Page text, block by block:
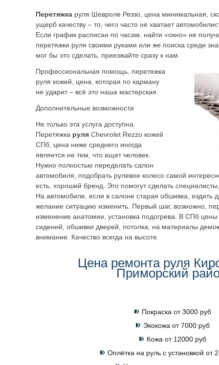
Перетяжка руля Шевроле Реззо, цена минимальная,
ущерб качеству – то, чего часто не хватает
Если график расписан по часам, найти «окно» не
перетяжки руля своими руками или же поиска среди
мог бы это сделать, приезжайте сразу к нам.
Профессиональная помощь, перетяжка
руля кожей, цена, которая по карману
не ударит – всё это наша мастерская.
Дополнительные возможности
Не только эта услуга доступна.
Перетяжка руля Chevrolet Rezzo кожей
СПб, цена ниже среднего иногда
является не тем, что ищет человек.
Нужно полностью переделать салон
автомобиля, подобрать рулевое колесо самой
есть, хороший бренд. Это помогут сделать
На автомобиле, если в салоне старая обшивка, ездить
желание ситуацию изменить. Первый шаг, возможно,
изменение анатомии, установка подогрева. В СПб
сидений, обшивки дверей, потолка, на материалы
внимание. Качество всегда на высоте.
Цена ремонта руля
Приморский
Покраска от 3000 руб
Экокожа от 7000 руб
Кожа от 12000 руб
Оплётка на руль с установкой от